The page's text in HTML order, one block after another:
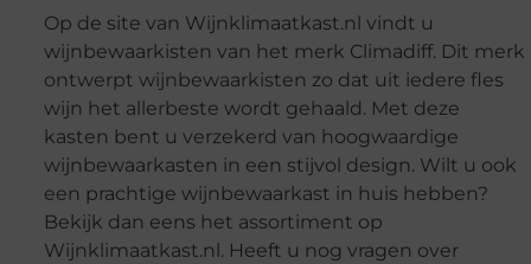
Op de site van Wijnklimaatkast.nl vindt u
wijnbewaarkisten van het merk Climadiff. Dit merk
ontwerpt wijnbewaarkisten zo dat uit iedere fles
wijn het allerbeste wordt gehaald. Met deze
kasten bent u verzekerd van hoogwaardige
wijnbewaarkasten in een stijvol design. Wilt u ook
een prachtige wijnbewaarkast in huis hebben?
Bekijk dan eens het assortiment op
Wijnklimaatkast.nl. Heeft u nog vragen over